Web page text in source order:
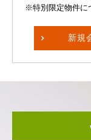
※特別限定物件に
新規